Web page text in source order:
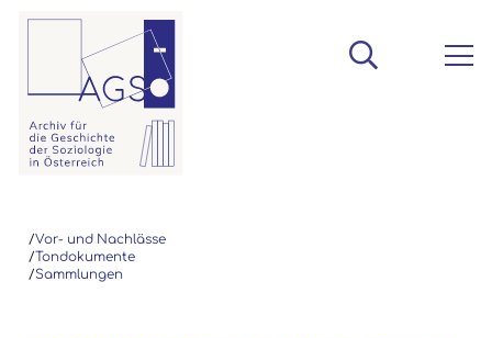
/Vor- und Nachlässe
/Tondokumente
/Sammlungen